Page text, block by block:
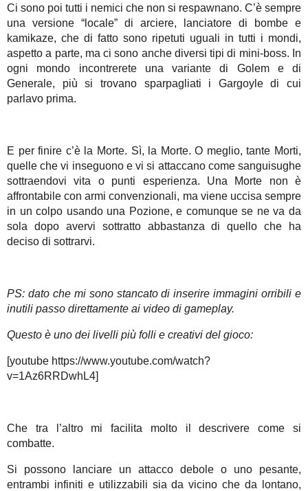
Ci sono poi tutti i nemici che non si respawnano. C’è sempre
una versione “locale” di arciere, lanciatore di bombe e
kamikaze, che di fatto sono ripetuti uguali in tutti i mondi,
aspetto a parte, ma ci sono anche diversi tipi di mini-boss. In
ogni mondo incontrerete una variante di Golem e di
Generale, più si trovano sparpagliati i Gargoyle di cui
parlavo prima.
E per finire c’è la Morte. Sì, la Morte. O meglio, tante Morti,
quelle che vi inseguono e vi si attaccano come sanguisughe
sottraendovi vita o punti esperienza. Una Morte non è
affrontabile con armi convenzionali, ma viene uccisa sempre
in un colpo usando una Pozione, e comunque se ne va da
sola dopo avervi sottratto abbastanza di quello che ha
deciso di sottrarvi.
PS: dato che mi sono stancato di inserire immagini orribili e
inutili passo direttamente ai video di gameplay.
Questo è uno dei livelli più folli e creativi del gioco:
[youtube https://www.youtube.com/watch?
v=1Az6RRDwhL4]
Che tra l’altro mi facilita molto il descrivere come si
combatte.
Si possono lanciare un attacco debole o uno pesante,
entrambi infiniti e utilizzabili sia da vicino che da lontano,